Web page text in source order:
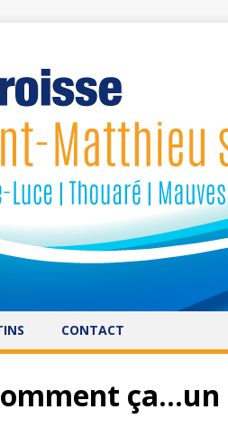
CONTACT